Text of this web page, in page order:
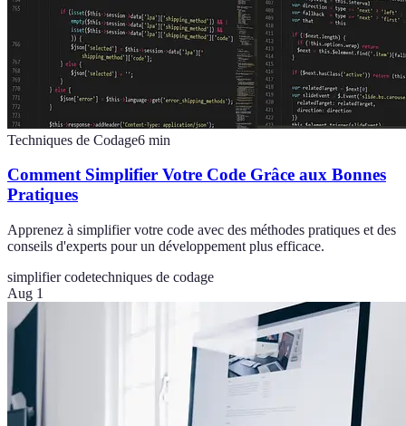
Techniques de Codage6 min
Comment Simplifier Votre Code Grâce aux Bonnes
Pratiques
Apprenez à simplifier votre code avec des méthodes pratiques et des
conseils d'experts pour un développement plus efficace.
simplifier codetechniques de codage
Aug 1